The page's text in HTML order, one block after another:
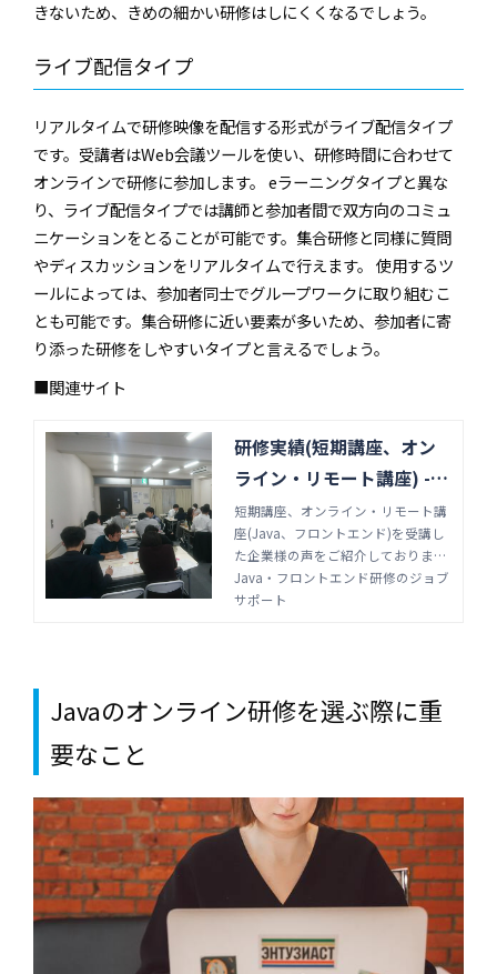
きないため、きめの細かい研修はしにくくなるでしょう。
ライブ配信タイプ
リアルタイムで研修映像を配信する形式がライブ配信タイプ
です。受講者はWeb会議ツールを使い、研修時間に合わせて
オンラインで研修に参加します。 eラーニングタイプと異な
り、ライブ配信タイプでは講師と参加者間で双方向のコミュ
ニケーションをとることが可能です。集合研修と同様に質問
やディスカッションをリアルタイムで行えます。 使用するツ
ールによっては、参加者同士でグループワークに取り組むこ
とも可能です。集合研修に近い要素が多いため、参加者に寄
り添った研修をしやすいタイプと言えるでしょう。
■関連サイト
研修実績(短期講座、オン
ライン・リモート講座) -Ja
va・フロントエンド研修の
ジョブサポート
短期講座、オンライン・リモート講
座(Java、フロントエンド)を受講し
た企業様の声をご紹介しておりま
す。全国の中小企業~大手上場企業
まで幅広く受講実績があります。Ja
Java・フロントエンド研修のジョブ
サポート
Javaのオンライン研修を選ぶ際に重
要なこと